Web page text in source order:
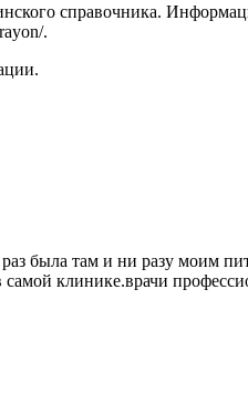
справочника.
.
была там и ни разу моим
клинике.врачи